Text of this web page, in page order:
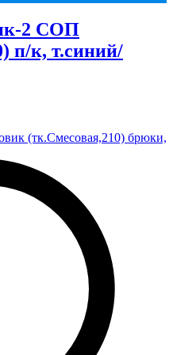
2 СОП
п/к, т.синий/